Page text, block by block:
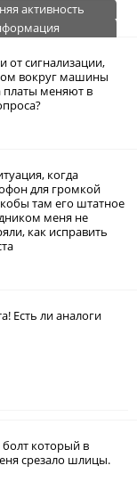
активность
от сигнализации,
вокруг машины
платы меняют в
когда
для громкой
там его штатное
меня не
как исправить
Есть ли аналоги
который в
срезало шлицы.